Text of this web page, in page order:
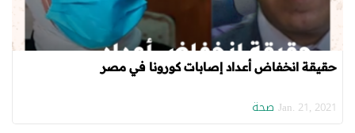
حقيقة انخفاض أعداد إصابات كورونا في مصر
Jan. 21, 2021 صحة